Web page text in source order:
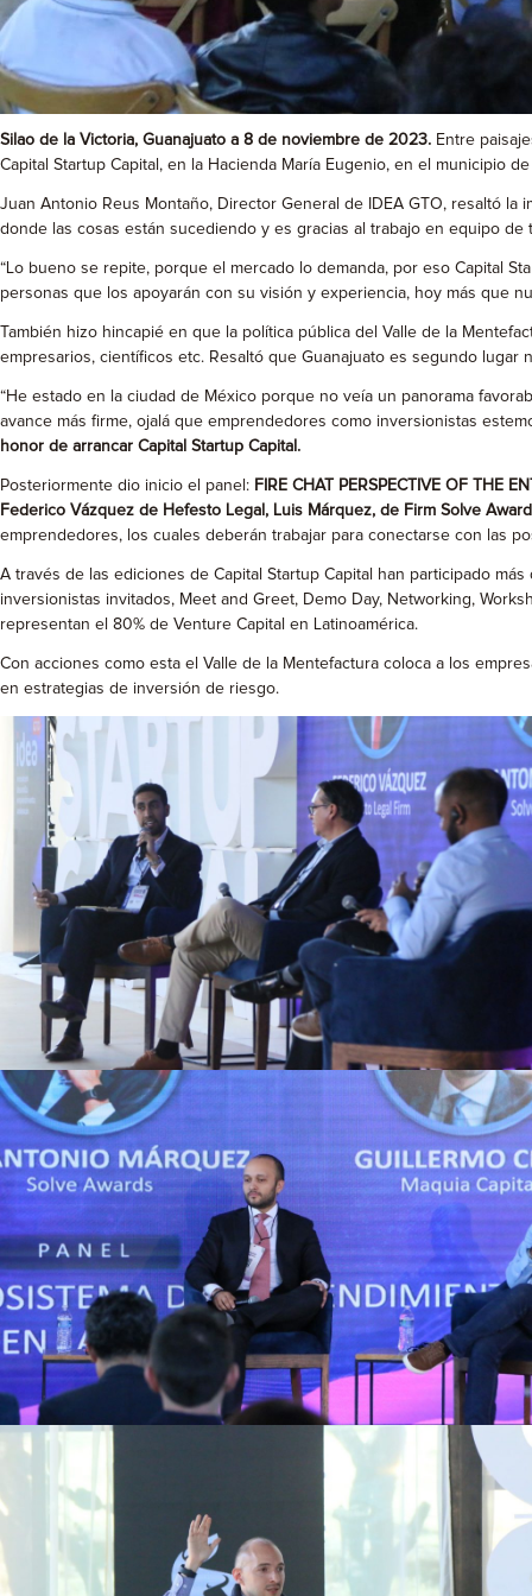
Silao de la Victoria, Guanajuato a 8 de noviembre de 2023. Entre
Capital Startup Capital, en la Hacienda María Eugenio, en el municipio
Juan Antonio Reus Montaño, Director General de IDEA GTO, resaltó
donde las cosas están sucediendo y es gracias al trabajo en equipo de
“Lo bueno se repite, porque el mercado lo demanda, por eso Capital
personas que los apoyarán con su visión y experiencia, hoy más que
También hizo hincapié en que la política pública del Valle de la
empresarios, científicos etc. Resaltó que Guanajuato es segundo
“He estado en la ciudad de México porque no veía un panorama
avance más firme, ojalá que emprendedores como inversionistas
honor de arrancar Capital Startup Capital.
Posteriormente dio inicio el panel: FIRE CHAT PERSPECTIVE OF THE
Federico Vázquez de Hefesto Legal, Luis Márquez, de Firm Solve
emprendedores, los cuales deberán trabajar para conectarse con las
A través de las ediciones de Capital Startup Capital han participado
inversionistas invitados, Meet and Greet, Demo Day, Networking,
representan el 80% de Venture Capital en Latinoamérica.
Con acciones como esta el Valle de la Mentefactura coloca a los
en estrategias de inversión de riesgo.